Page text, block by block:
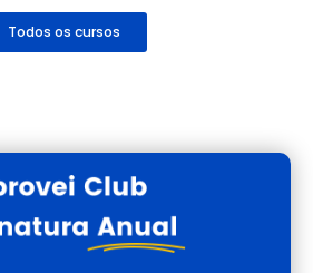
Todos os cursos